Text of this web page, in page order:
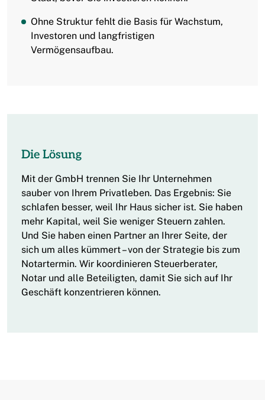
Ohne Struktur fehlt die Basis für Wachstum,
Investoren und langfristigen
Vermögensaufbau.
Die Lösung
Mit der GmbH trennen Sie Ihr Unternehmen
sauber von Ihrem Privatleben. Das Ergebnis: Sie
schlafen besser, weil Ihr Haus sicher ist. Sie haben
mehr Kapital, weil Sie weniger Steuern zahlen.
Und Sie haben einen Partner an Ihrer Seite, der
sich um alles kümmert – von der Strategie bis zum
Notartermin. Wir koordinieren Steuerberater,
Notar und alle Beteiligten, damit Sie sich auf Ihr
Geschäft konzentrieren können.